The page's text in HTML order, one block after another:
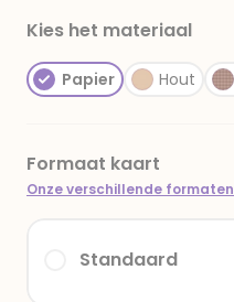
Kies het materiaal
Papier Hout
Formaat kaart
Onze verschillende formaten
Standaard